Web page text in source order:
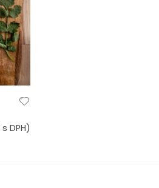
s DPH)